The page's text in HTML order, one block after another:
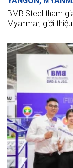
BMB Steel tham
Myanmar, giới